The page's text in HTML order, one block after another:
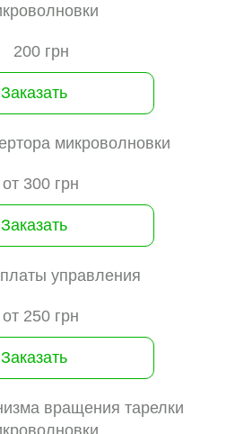
200 грн
Заказать
микроволновки
от 300 грн
Заказать
управления
от 250 грн
Заказать
вращения тарелки